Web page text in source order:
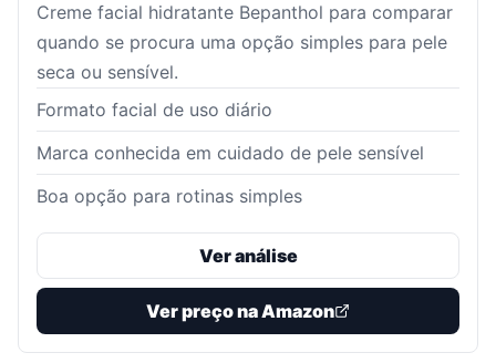
Creme facial hidratante Bepanthol para comparar
quando se procura uma opção simples para pele
seca ou sensível.
Formato facial de uso diário
Marca conhecida em cuidado de pele sensível
Boa opção para rotinas simples
Ver análise
Ver preço na Amazon